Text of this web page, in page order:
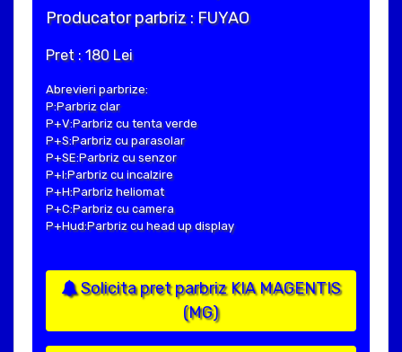
Producator parbriz : FUYAO
Pret : 180 Lei
Abrevieri parbrize:
P:Parbriz clar
P+V:Parbriz cu tenta verde
P+S:Parbriz cu parasolar
P+SE:Parbriz cu senzor
P+I:Parbriz cu incalzire
P+H:Parbriz heliomat
P+C:Parbriz cu camera
P+Hud:Parbriz cu head up display
Solicita pret parbriz KIA MAGENTIS
(MG)